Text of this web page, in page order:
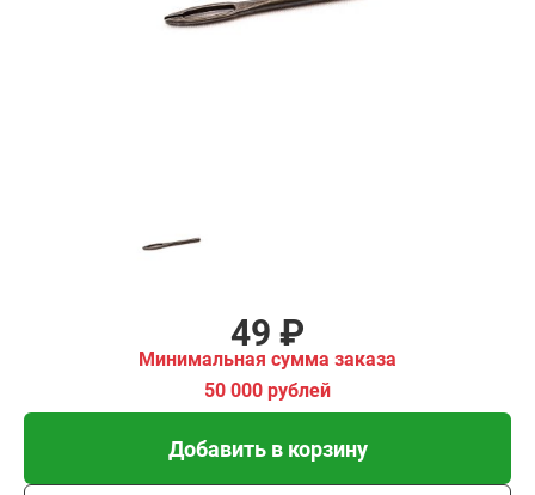
49 ₽
Минимальная сумма заказа
50 000 рублей
Добавить в корзину